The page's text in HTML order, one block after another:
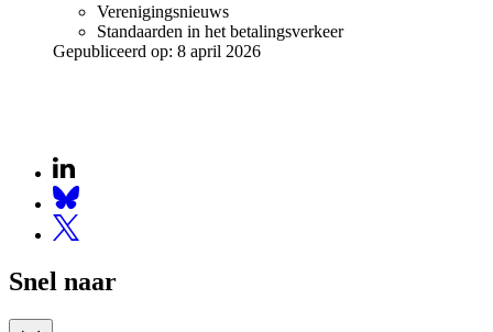
Verenigingsnieuws
Standaarden in het betalingsverkeer
Gepubliceerd op: 8 april 2026
Snel naar